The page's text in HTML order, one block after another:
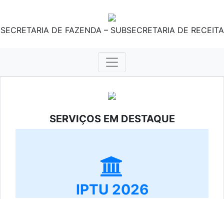
SECRETARIA DE FAZENDA – SUBSECRETARIA DE RECEITA
SERVIÇOS EM DESTAQUE
IPTU 2026